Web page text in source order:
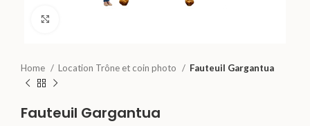
Home Location Trône et coin photo Fauteuil Gargantua
Fauteuil Gargantua